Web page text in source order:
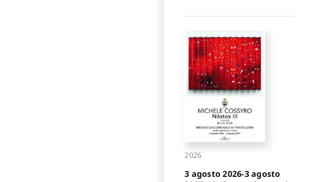
2026
3 agosto 2026-3 agosto